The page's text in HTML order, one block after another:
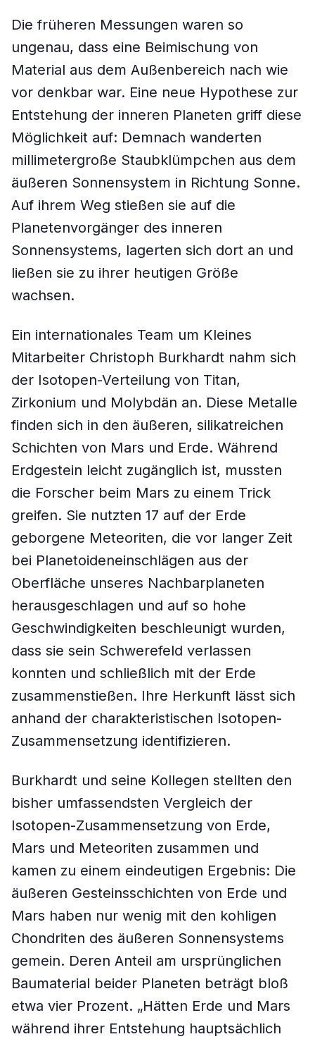
Die früheren Messungen waren so
ungenau, dass eine Beimischung von
Material aus dem Außenbereich nach wie
vor denkbar war. Eine neue Hypothese zur
Entstehung der inneren Planeten griff diese
Möglichkeit auf: Demnach wanderten
millimetergroße Staubklümpchen aus dem
äußeren Sonnensystem in Richtung Sonne.
Auf ihrem Weg stießen sie auf die
Planetenvorgänger des inneren
Sonnensystems, lagerten sich dort an und
ließen sie zu ihrer heutigen Größe
wachsen.
Ein internationales Team um Kleines
Mitarbeiter Christoph Burkhardt nahm sich
der Isotopen-Verteilung von Titan,
Zirkonium und Molybdän an. Diese Metalle
finden sich in den äußeren, silikatreichen
Schichten von Mars und Erde. Während
Erdgestein leicht zugänglich ist, mussten
die Forscher beim Mars zu einem Trick
greifen. Sie nutzten 17 auf der Erde
geborgene Meteoriten, die vor langer Zeit
bei Planetoideneinschlägen aus der
Oberfläche unseres Nachbarplaneten
herausgeschlagen und auf so hohe
Geschwindigkeiten beschleunigt wurden,
dass sie sein Schwerefeld verlassen
konnten und schließlich mit der Erde
zusammenstießen. Ihre Herkunft lässt sich
anhand der charakteristischen Isotopen-
Zusammensetzung identifizieren.
Burkhardt und seine Kollegen stellten den
bisher umfassendsten Vergleich der
Isotopen-Zusammensetzung von Erde,
Mars und Meteoriten zusammen und
kamen zu einem eindeutigen Ergebnis: Die
äußeren Gesteinsschichten von Erde und
Mars haben nur wenig mit den kohligen
Chondriten des äußeren Sonnensystems
gemein. Deren Anteil am ursprünglichen
Baumaterial beider Planeten beträgt bloß
etwa vier Prozent. „Hätten Erde und Mars
während ihrer Entstehung hauptsächlich